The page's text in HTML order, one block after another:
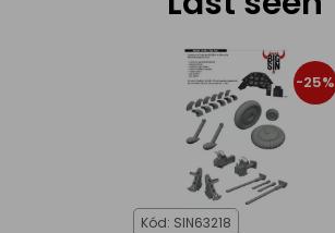
-25%
Kód: SIN63218